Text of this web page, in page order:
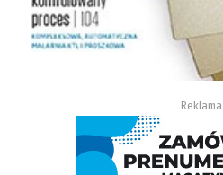
Reklama